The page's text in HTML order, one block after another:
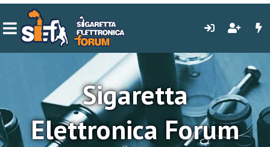
Sigaretta
Elettronica Forum